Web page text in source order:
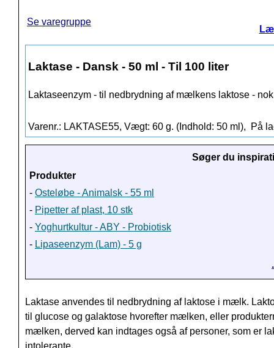
Se varegruppe
Laktase - Dansk - 50 ml - Til 100 liter
Laktaseenzym - til nedbrydning af mælkens laktose -
Varenr.: LAKTASE55, Vægt: 60 g. (Indhold: 50 ml), På
Søger du
Produkter
- Osteløbe - Animalsk - 55 ml
- Pipetter af plast, 10 stk
- Yoghurtkultur - ABY - Probiotisk
- Lipaseenzym (Lam) - 5 g
Laktase anvendes til nedbrydning af laktose i mælk.
til glucose og galaktose hvorefter mælken, eller
mælken, derved kan indtages også af personer, som er